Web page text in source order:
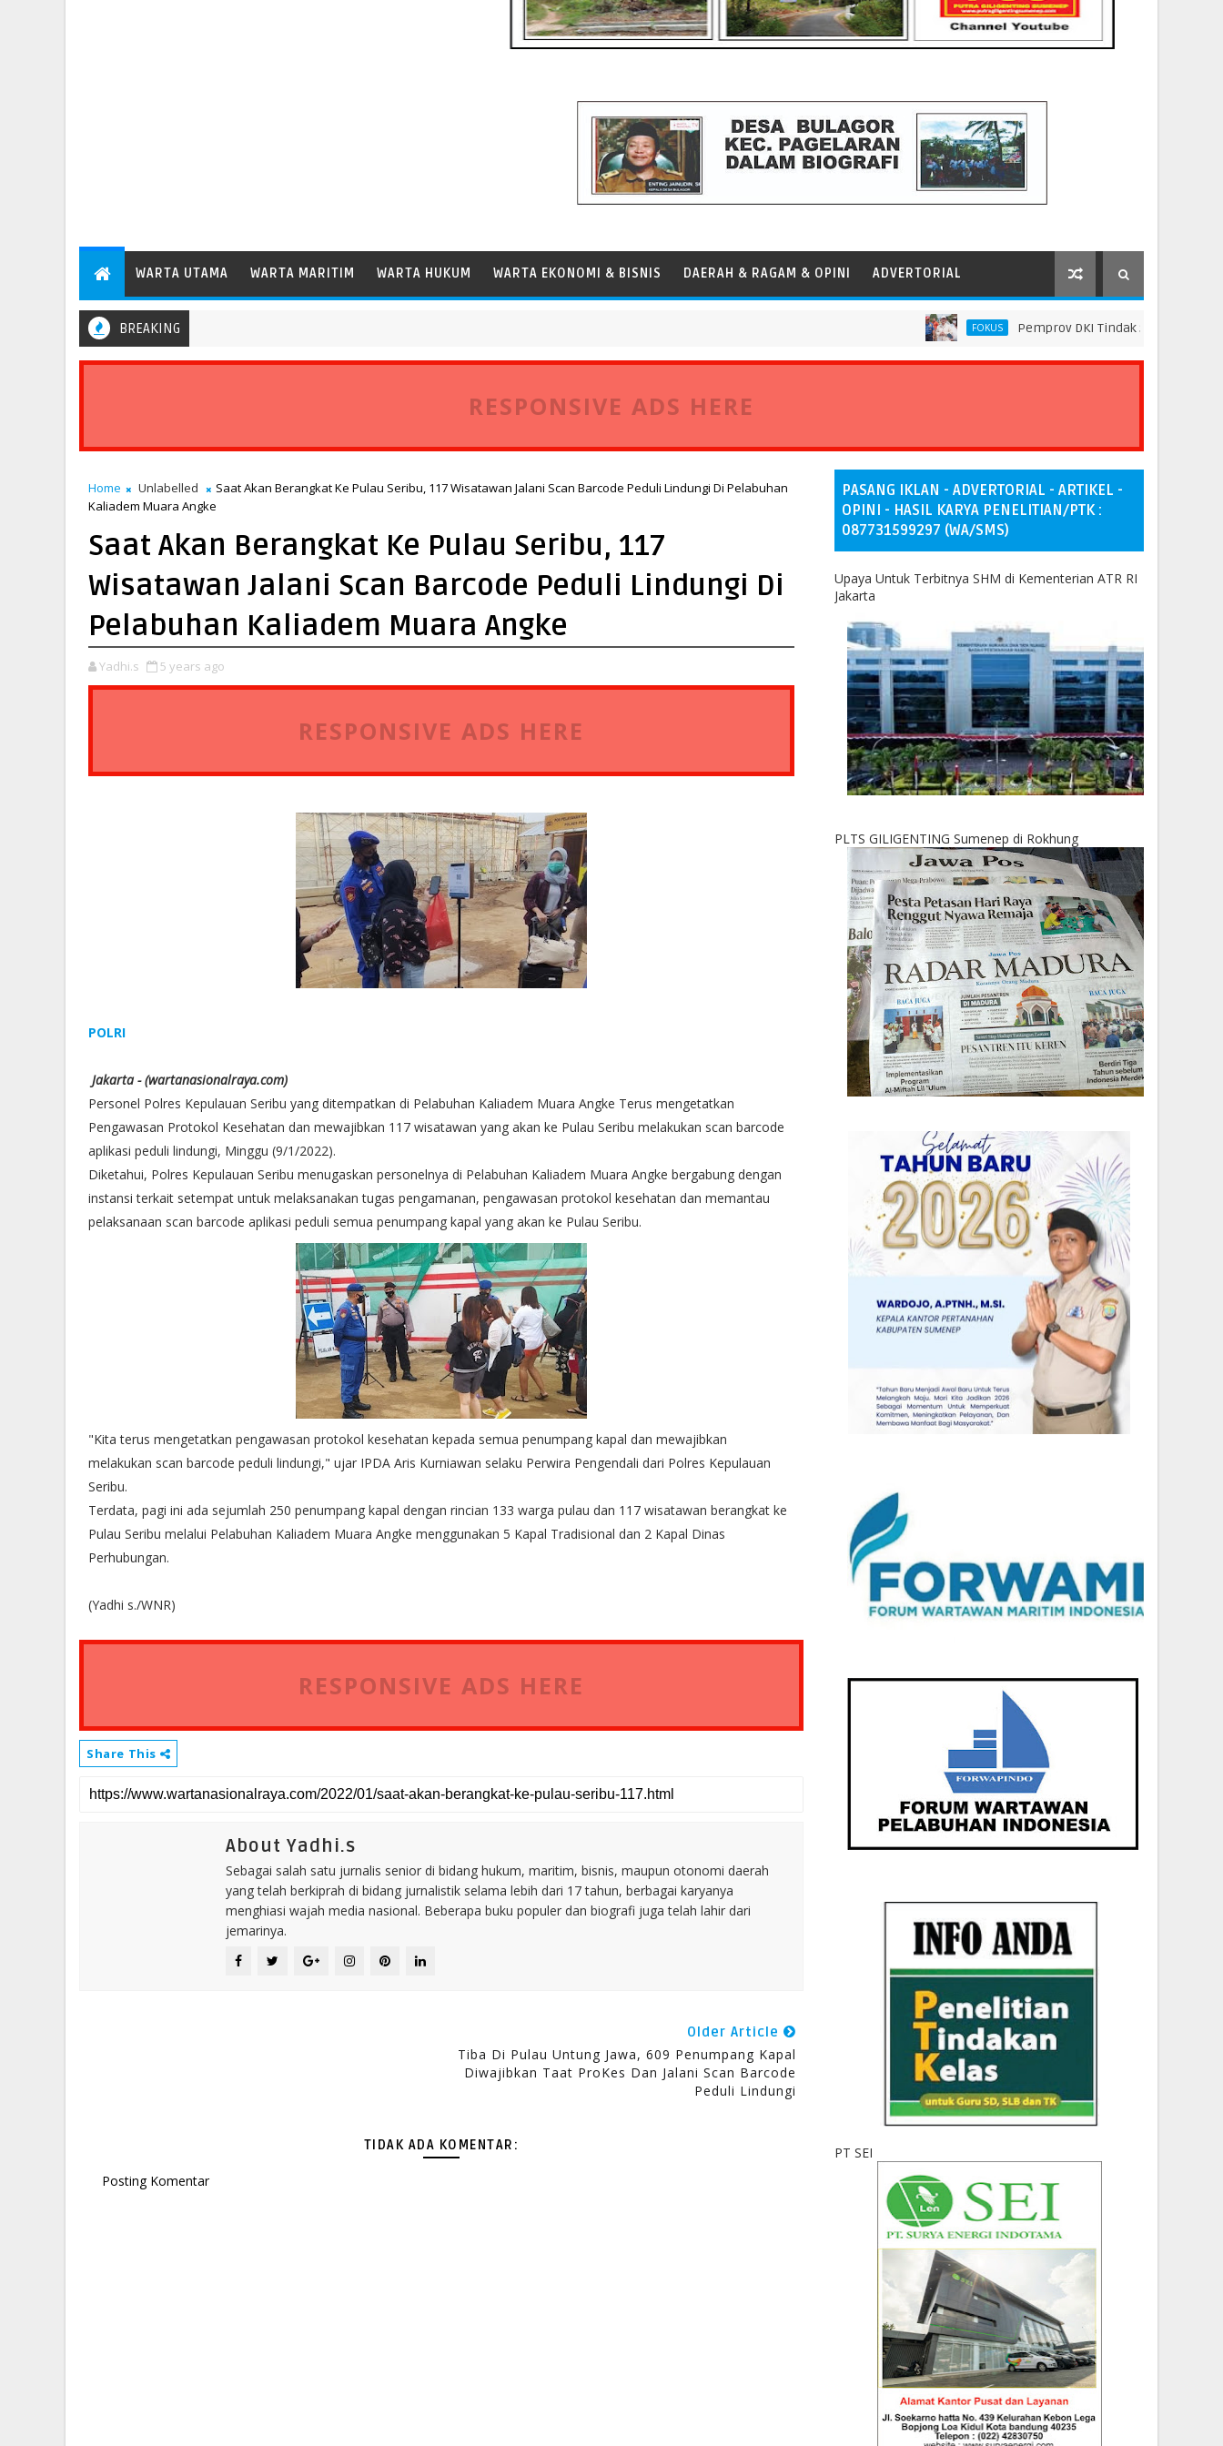
WARTA UTAMA WARTA MARITIM WARTA HUKUM WARTA EKONOMI & BISNIS DAERAH & RAGAM & OPINI ADVERTORIAL
BREAKING FOKUS Pemprov DKI Tindak Seluruh Rantai
Patimban Perdana Layani Kapal Peti Kemas Besar Kelas Panamax
RESPONSIVE ADS HERE
Home Unlabelled
Saat Akan Berangkat Ke Pulau Seribu, 117 Wisatawan Jalani Scan Barcode Peduli Lindungi Di Pelabuhan
Kaliadem Muara Angke
Saat Akan Berangkat Ke Pulau Seribu, 117
Wisatawan Jalani Scan Barcode Peduli Lindungi Di
Pelabuhan Kaliadem Muara Angke
Yadhi.s 5 years ago
RESPONSIVE ADS HERE
POLRI
Jakarta - (wartanasionalraya.com)
Personel Polres Kepulauan Seribu yang ditempatkan di Pelabuhan Kaliadem Muara Angke Terus mengetatkan
Pengawasan Protokol Kesehatan dan mewajibkan 117 wisatawan yang akan ke Pulau Seribu melakukan scan barcode
aplikasi peduli lindungi, Minggu (9/1/2022).
Diketahui, Polres Kepulauan Seribu menugaskan personelnya di Pelabuhan Kaliadem Muara Angke bergabung dengan
instansi terkait setempat untuk melaksanakan tugas pengamanan, pengawasan protokol kesehatan dan memantau
pelaksanaan scan barcode aplikasi peduli semua penumpang kapal yang akan ke Pulau Seribu.
"Kita terus mengetatkan pengawasan protokol kesehatan kepada semua penumpang kapal dan mewajibkan
melakukan scan barcode peduli lindungi," ujar IPDA Aris Kurniawan selaku Perwira Pengendali dari Polres Kepulauan
Seribu.
Terdata, pagi ini ada sejumlah 250 penumpang kapal dengan rincian 133 warga pulau dan 117 wisatawan berangkat ke
Pulau Seribu melalui Pelabuhan Kaliadem Muara Angke menggunakan 5 Kapal Tradisional dan 2 Kapal Dinas
Perhubungan.
(Yadhi s./WNR)
RESPONSIVE ADS HERE
Share This
About Yadhi.s
Sebagai salah satu jurnalis senior di bidang hukum, maritim, bisnis, maupun otonomi daerah
yang telah berkiprah di bidang jurnalistik selama lebih dari 17 tahun, berbagai karyanya
menghiasi wajah media nasional. Beberapa buku populer dan biografi juga telah lahir dari
jemarinya.
Older Article
Tiba Di Pulau Untung Jawa, 609 Penumpang Kapal
Diwajibkan Taat ProKes Dan Jalani Scan Barcode
Peduli Lindungi
TIDAK ADA KOMENTAR:
Posting Komentar
PASANG IKLAN - ADVERTORIAL - ARTIKEL -
OPINI - HASIL KARYA PENELITIAN/PTK :
087731599297 (WA/SMS)
Upaya Untuk Terbitnya SHM di Kementerian ATR RI
Jakarta
PLTS GILIGENTING Sumenep di Rokhung
PT SEI